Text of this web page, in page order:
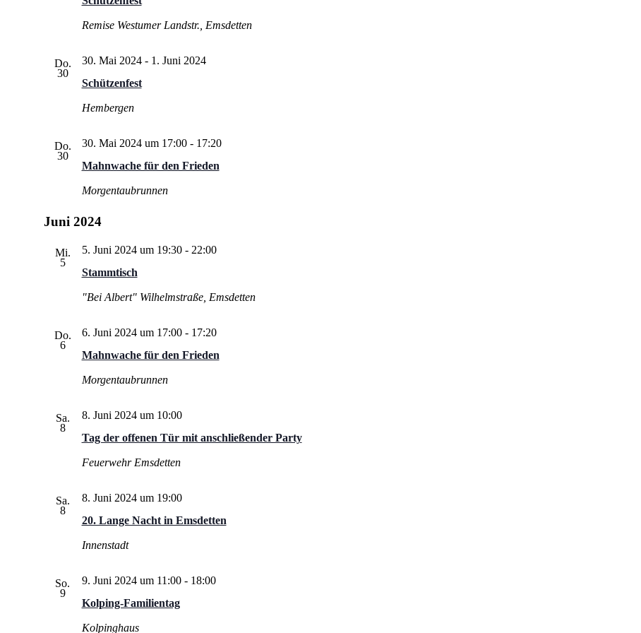
Remise Westumer Landstr., Emsdetten
Do.
30
Schützenfest
30. Mai 2024- 1. Juni 2024
Hembergen
Do.
30
Mahnwache für den Frieden
30. Mai 2024 um 17:00- 17:20
Morgentaubrunnen
Juni 2024
Mi.
5
Stammtisch
5. Juni 2024 um 19:30- 22:00
"Bei Albert" Wilhelmstraße, Emsdetten
Do.
6
Mahnwache für den Frieden
6. Juni 2024 um 17:00- 17:20
Morgentaubrunnen
Sa.
8
Tag der offenen Tür mit anschließender Party
8. Juni 2024 um 10:00
Feuerwehr Emsdetten
Sa.
8
20. Lange Nacht in Emsdetten
8. Juni 2024 um 19:00
Innenstadt
So.
9
Kolping-Familientag
9. Juni 2024 um 11:00- 18:00
Kolpinghaus